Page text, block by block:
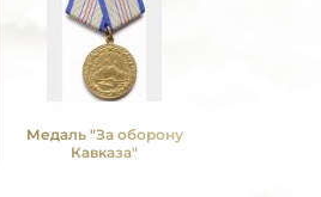
Медаль "За оборону
Кавказа"